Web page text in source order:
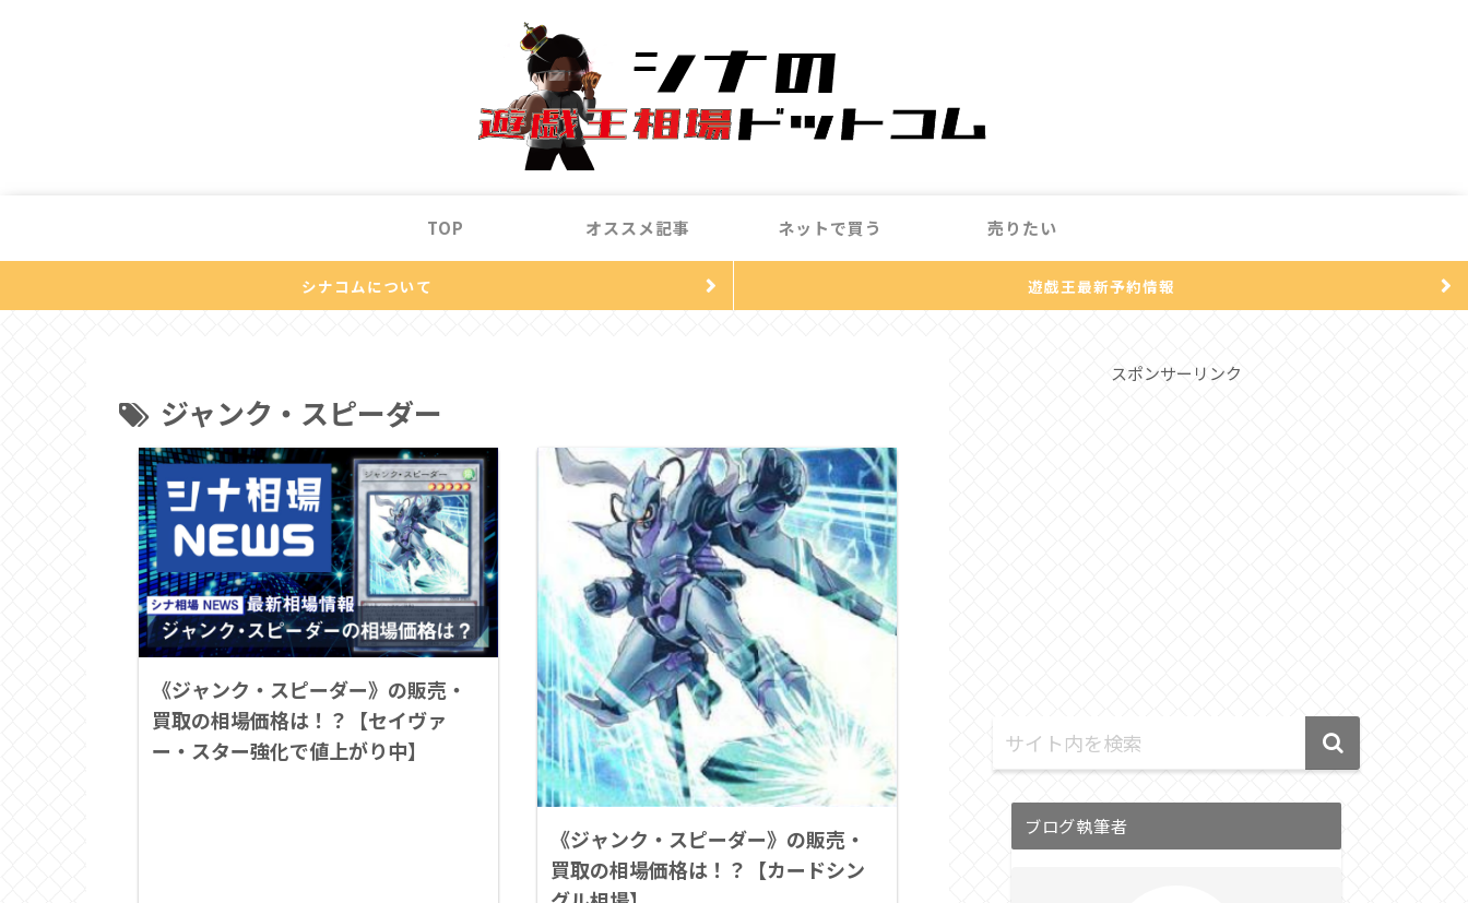
TOP オススメ記事 ネットで買う 売りたい
シナコムについて 遊戯王最新予約情報
ジャンク・スピーダー
《ジャンク・スピーダー》の販売・
買取の相場価格は！？【セイヴァ
ー・スター強化で値上がり中】
《ジャンク・スピーダー》の販売・
買取の相場価格は！？【カードシン
スポンサーリンク
ブログ執筆者